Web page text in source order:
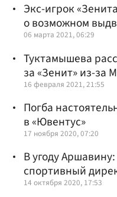
Экс-игрок
о возможном
06 марта 2021, 06:29
Туктамышева
за «Зенит» из-за
16 февраля 2021, 21:55
Погба
в «Ювентус»
17 ноября 2020, 07:20
В угоду
спортивный
14 октября 2020, 17:53